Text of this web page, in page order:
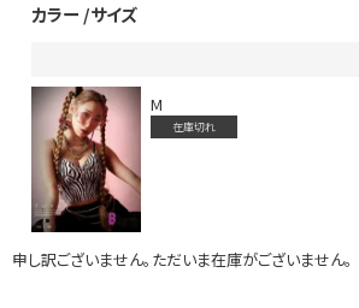
カラー サイズ
M
在庫切れ
申し訳ございません。ただいま在庫がございません。